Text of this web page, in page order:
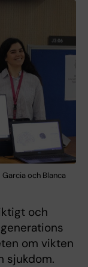
och Blanca
och
om vikten
sjukdom.